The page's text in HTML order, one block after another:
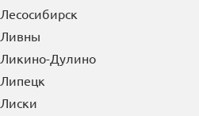
Лесосибирск
Ливны
Ликино-Дулино
Липецк
Лиски